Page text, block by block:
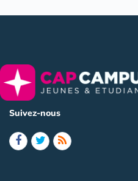
Suivez-nous